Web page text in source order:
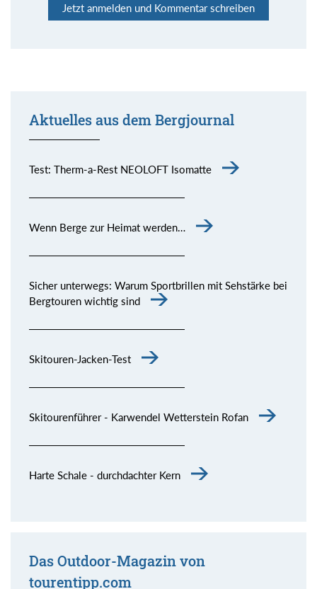
Jetzt anmelden und Kommentar schreiben
Aktuelles aus dem Bergjournal
Test: Therm-a-Rest NEOLOFT Isomatte
Wenn Berge zur Heimat werden…
Sicher unterwegs: Warum Sportbrillen mit Sehstärke bei
Bergtouren wichtig sind
Skitouren-Jacken-Test
Skitourenführer - Karwendel Wetterstein Rofan
Harte Schale - durchdachter Kern
Das Outdoor-Magazin von
tourentipp.com